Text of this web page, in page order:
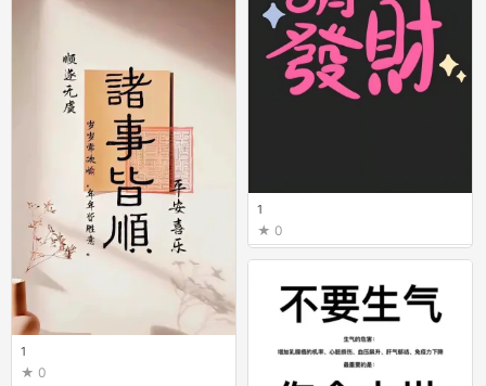
1
0
1
0